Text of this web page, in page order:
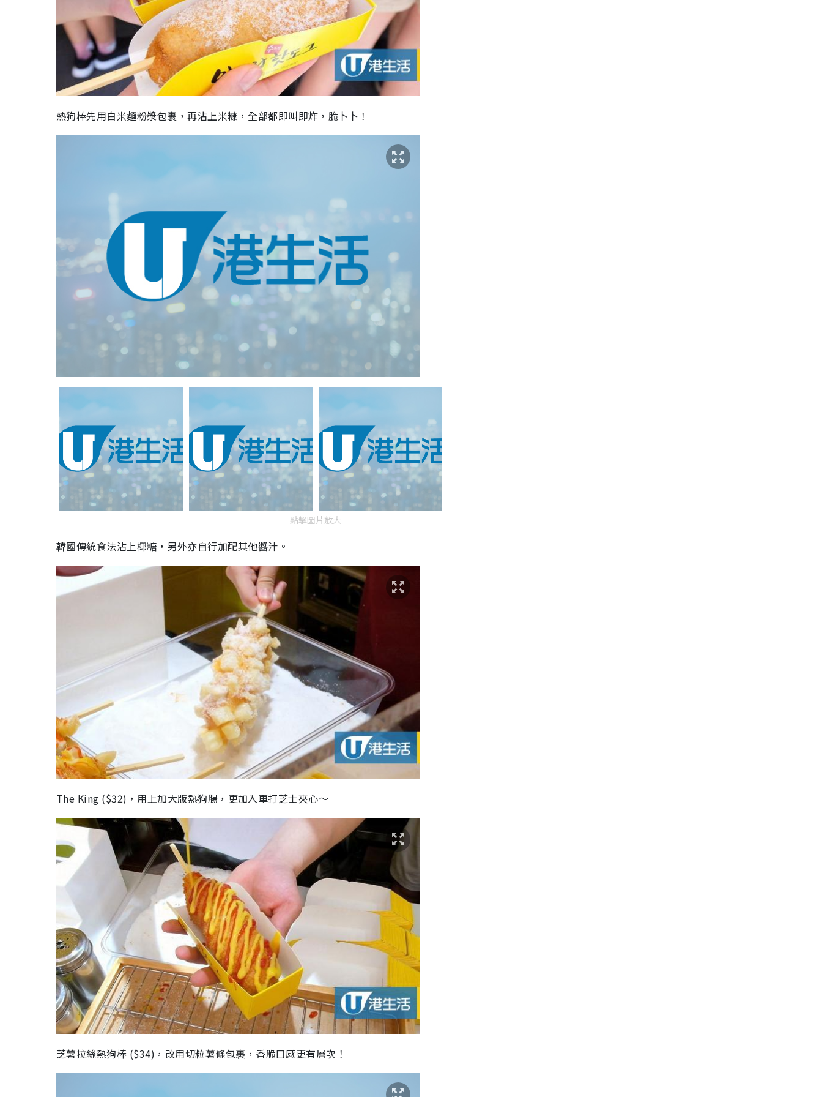
熱狗棒先用白米麵粉漿包裹，再沾上米糠，全部都即叫即炸，脆卜卜！
點擊圖片放大
韓國傳統食法沾上椰糖，另外亦自行加配其他醬汁。
The King ($32)，用上加大版熱狗腸，更加入車打芝士夾心～
芝薯拉絲熱狗棒 ($34)，改用切粒薯條包裹，香脆口感更有層次！